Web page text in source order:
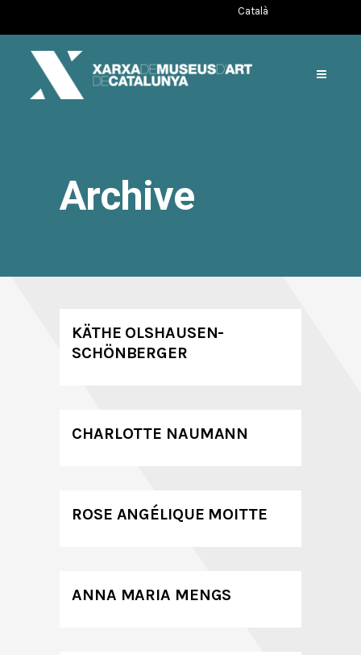
Català
Archive
KÄTHE OLSHAUSEN-
SCHÖNBERGER
CHARLOTTE NAUMANN
ROSE ANGÉLIQUE MOITTE
ANNA MARIA MENGS